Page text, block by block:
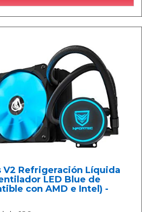
Refrigeración Líquida
LED Blue de
con AMD e Intel) -